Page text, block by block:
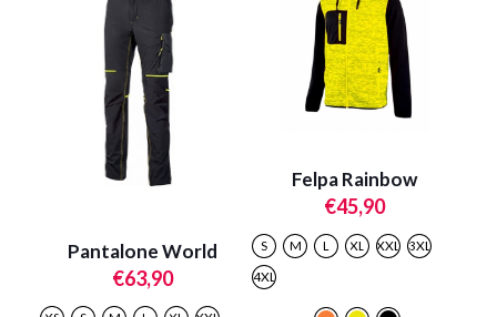
Pantalone World
€63,90
Felpa Rainbow
€45,90
S M L XL XXL 3XL
4XL